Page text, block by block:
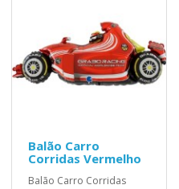
Balão Carro
Corridas Vermelho
Balão Carro Corridas